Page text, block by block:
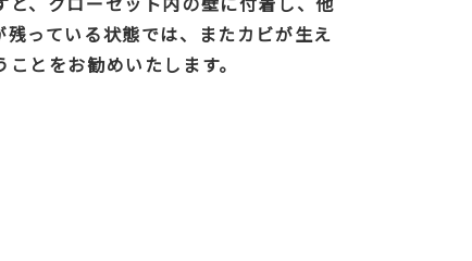
っている状態では、またカビが生え
とをお勧めいたします。